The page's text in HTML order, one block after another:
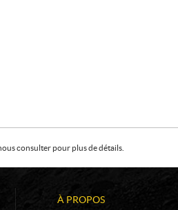
consulter pour plus de détails.
À PROPOS